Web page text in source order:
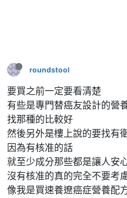
roundstool
要買之前一定要看清楚
有些是專門替癌友設計的營
找那種的比較好
然後另外是樓上說的要找有
因為有核准的話
就至少成分那些都是讓人安
沒有核准的真的完全不要考
像我是買速養遼癌症營養配